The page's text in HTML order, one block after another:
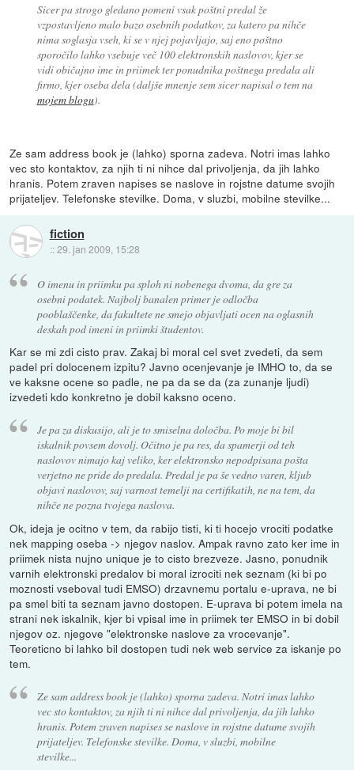
Sicer pa strogo gledano pomeni vsak poštni predal že
vzpostavljeno malo bazo osebnih podatkov, za katero pa nihče
nima soglasja vseh, ki se v njej pojavljajo, saj eno poštno
sporočilo lahko vsebuje več 100 elektronskih naslovov, kjer se
vidi običajno ime in priimek ter ponudnika poštnega predala ali
firmo, kjer oseba dela (daljše mnenje sem sicer napisal o tem na
mojem blogu).
Ze sam address book je (lahko) sporna zadeva. Notri imas lahko
vec sto kontaktov, za njih ti ni nihce dal privoljenja, da jih lahko
hranis. Potem zraven napises se naslove in rojstne datume svojih
prijateljev. Telefonske stevilke. Doma, v sluzbi, mobilne stevilke...
fiction
::29. jan 2009, 15:28
O imenu in priimku pa sploh ni nobenega dvoma, da gre za
osebni podatek. Najbolj banalen primer je odločba
pooblaščenke, da fakultete ne smejo objavljati ocen na oglasnih
deskah pod imeni in priimki študentov.
Kar se mi zdi cisto prav. Zakaj bi moral cel svet zvedeti, da sem
padel pri dolocenem izpitu? Javno ocenjevanje je IMHO to, da se
ve kaksne ocene so padle, ne pa da se da (za zunanje ljudi)
izvedeti kdo konkretno je dobil kaksno oceno.
Je pa za diskusijo, ali je to smiselna določba. Po moje bi bil
iskalnik povsem dovolj. Očitno je pa res, da spamerji od teh
naslovov nimajo kaj veliko, ker elektronsko nepodpisana pošta
verjetno ne pride do predala. Predal je pa še vedno varen, kljub
objavi naslovov, saj varnost temelji na certifikatih, ne na tem, da
nihče ne pozna tvojega naslova.
Ok, ideja je ocitno v tem, da rabijo tisti, ki ti hocejo vrociti podatke
nek mapping oseba -> njegov naslov. Ampak ravno zato ker ime in
priimek nista nujno unique je to cisto brezveze. Jasno, ponudnik
varnih elektronski predalov bi moral izrociti nek seznam (ki bi po
moznosti vseboval tudi EMSO) drzavnemu portalu e-uprava, ne bi
pa smel biti ta seznam javno dostopen. E-uprava bi potem imela na
strani nek iskalnik, kjer bi vpisal ime in priimek ter EMSO in bi dobil
njegov oz. njegove "elektronske naslove za vrocevanje".
Teoreticno bi lahko bil dostopen tudi nek web service za iskanje po
tem.
Ze sam address book je (lahko) sporna zadeva. Notri imas lahko
vec sto kontaktov, za njih ti ni nihce dal privoljenja, da jih lahko
hranis. Potem zraven napises se naslove in rojstne datume svojih
prijateljev. Telefonske stevilke. Doma, v sluzbi, mobilne
stevilke...